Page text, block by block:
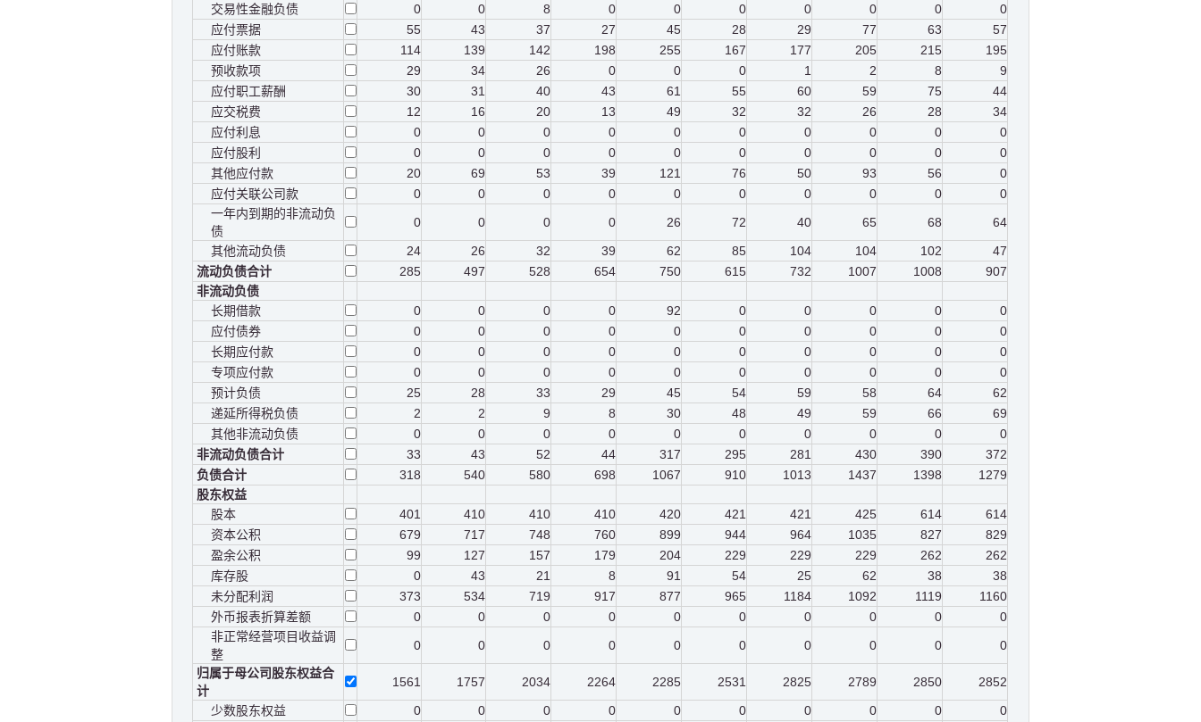
交易性金融负债
0 0 8 0 0 0 0 0 0
0
应付票据
55 43 37 27 45 28 29 77 63
57
应付账款
114 139 142 198 255 167 177 205 215
195
预收款项
29 34 26 0 0 0 1 2 8
9
应付职工薪酬
30 31 40 43 61 55 60 59 75
44
应交税费
12 16 20 13 49 32 32 26 28
34
应付利息
0 0 0 0 0 0 0 0 0
0
应付股利
0 0 0 0 0 0 0 0 0
0
其他应付款
20 69 53 39 121 76 50 93 56
0
应付关联公司款
0 0 0 0 0 0 0 0 0
0
一年内到期的非流动负
债
0 0 0 0 26 72 40 65 68
64
其他流动负债
24 26 32 39 62 85 104 104 102
47
流动负债合计
285 497 528 654 750 615 732 1007 1008
907
非流动负债
长期借款
0 0 0 0 92 0 0 0 0
0
应付债券
0 0 0 0 0 0 0 0 0
0
长期应付款
0 0 0 0 0 0 0 0 0
0
专项应付款
0 0 0 0 0 0 0 0 0
0
预计负债
25 28 33 29 45 54 59 58 64
62
递延所得税负债
2 2 9 8 30 48 49 59 66
69
其他非流动负债
0 0 0 0 0 0 0 0 0
0
非流动负债合计
33 43 52 44 317 295 281 430 390
372
负债合计
318 540 580 698 1067 910 1013 1437 1398
1279
股东权益
股本
401 410 410 410 420 421 421 425 614
614
资本公积
679 717 748 760 899 944 964 1035 827
829
盈余公积
99 127 157 179 204 229 229 229 262
262
库存股
0 43 21 8 91 54 25 62 38
38
未分配利润
373 534 719 917 877 965 1184 1092 1119
1160
外币报表折算差额
0 0 0 0 0 0 0 0 0
0
非正常经营项目收益调
整
0 0 0 0 0 0 0 0 0
0
归属于母公司股东权益合
计
1561 1757 2034 2264 2285 2531 2825 2789 2850
2852
少数股东权益
0 0 0 0 0 0 0 0 0
0